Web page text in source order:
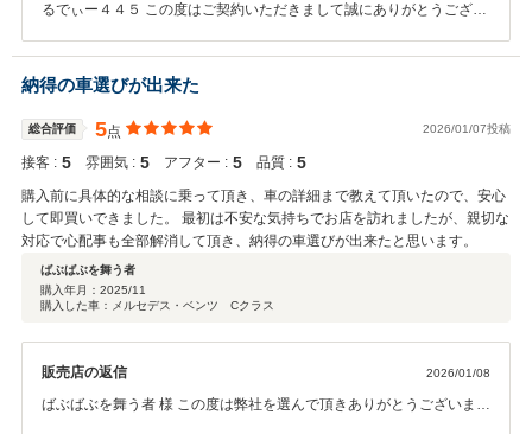
るでぃー４４５ この度はご契約いただきまして誠にありがとうござい
い評価をいただきまして、社員一同心から感謝しております。 何かお
困りの際はぜひお気軽にお立ち寄りください。 今後とも、どうぞよろ
しくお願いいたします。
納得の車選びが出来た
総合評価 5点 2026/01/07投稿
接客 : 5 雰囲気 : 5 アフター : 5 品質 : 5
購入前に具体的な相談に乗って頂き、車の詳細まで教えて頂いたので、安心
して即買いできました。 最初は不安な気持ちでお店を訪れましたが、親切な
対応で心配事も全部解消して頂き、納得の車選びが出来たと思います。
ばぶばぶを舞う者
購入年月： 2025/11
購入した車：メルセデス・ベンツ Cクラス
販売店の返信 2026/01/08
ばぶばぶを舞う者 様 この度は弊社を選んで頂きありがとうございま